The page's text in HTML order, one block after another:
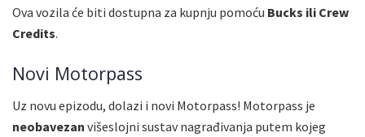
Ova vozila će biti dostupna za kupnju pomoću Bucks ili Crew
Credits.
Novi Motorpass
Uz novu epizodu, dolazi i novi Motorpass! Motorpass je
neobavezan višeslojni sustav nagrađivanja putem kojeg